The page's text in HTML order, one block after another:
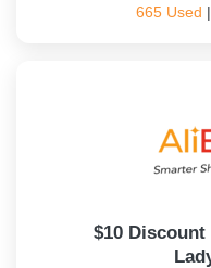
665 Used
$10 Discount